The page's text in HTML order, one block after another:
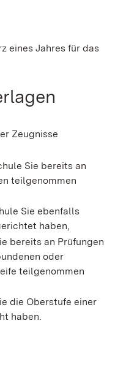
eines Jahres für das
Zeugnisse
Sie bereits an
teilgenommen
Sie ebenfalls
haben,
bereits an Prüfungen
oder
teilgenommen
die Oberstufe einer
haben.